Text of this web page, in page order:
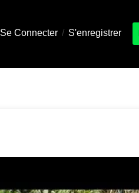
Se Connecter / S'enregistrer